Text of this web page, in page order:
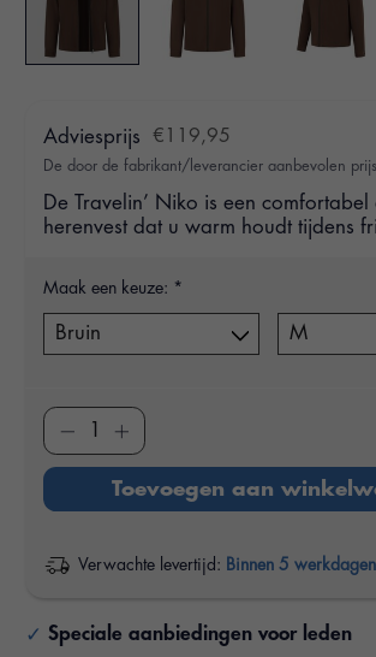
Adviesprijs €119,95
De door de fabrikant/leverancier aanbevolen prijs
De Travelin’ Niko is een comfortabel
herenvest dat u warm houdt tijdens
Maak een keuze: *
Toevoegen aan
Verwachte levertijd: Binnen 5 werkdagen
Speciale aanbiedingen voor leden